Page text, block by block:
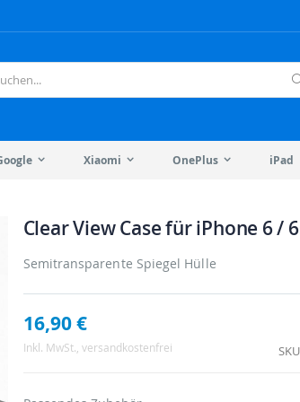
Xiaomi OnePlus iPad
Clear View Case für iPhone 6 /
Semitransparente Spiegel Hülle
16,90 €
Inkl. MwSt., versandkostenfrei
SKU